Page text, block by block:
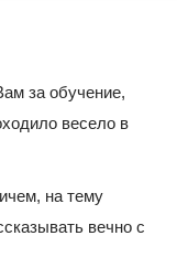
за обучение,
весело в
на тему
вечно с